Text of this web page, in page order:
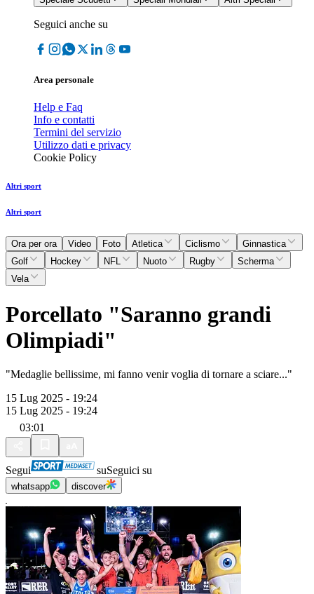
Seguici anche su
Area personale
Help e Faq
Info e contatti
Termini del servizio
Utilizzo dati e privacy
Cookie Policy
Altri sport
Altri sport
Ora per ora Video Foto Atletica Ciclismo
Ginnastica
Golf
Hockey NFL Nuoto Rugby
Scherma
Vela
Porcellato "Saranno grandi
Olimpiadi"
"Medaglie bellissime, mi fanno venir voglia di tornare a sciare..."
15 Lug 2025 - 19:24
15 Lug 2025 - 19:24
03:01
Segui suSeguici su
whatsapp discover